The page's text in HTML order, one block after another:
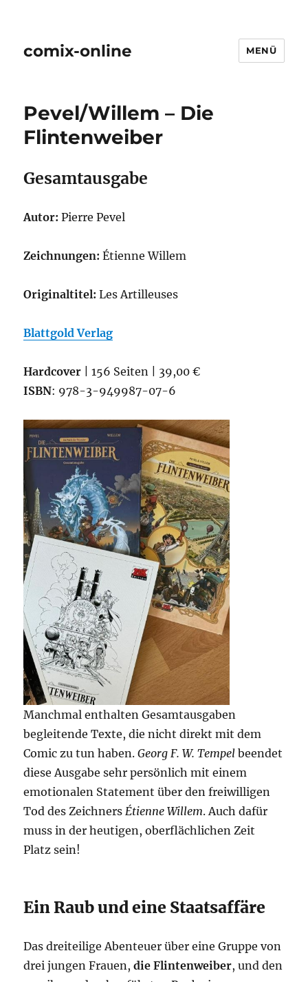
comix-online MENÜ
Pevel/Willem – Die
Flintenweiber
Gesamtausgabe
Autor:Pierre Pevel
Zeichnungen: Étienne Willem
Originaltitel: Les Artilleuses
Blattgold Verlag
Hardcover | 156 Seiten | 39,00 €
ISBN: 978-3-949987-07-6
Manchmal enthalten Gesamtausgaben
begleitende Texte, die nicht direkt mit dem
Comic zu tun haben.Georg F. W. Tempel beendet
diese Ausgabe sehr persönlich mit einem
emotionalen Statement über den freiwilligen
Tod des Zeichners Étienne Willem. Auch dafür
muss in der heutigen, oberflächlichen Zeit
Platz sein!
Ein Raub und eine Staatsaffäre
Das dreiteilige Abenteuer über eine Gruppe von
drei jungen Frauen,die Flintenweiber, und den